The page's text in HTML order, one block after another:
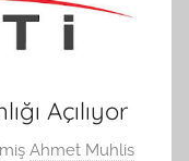
Açılıyor
Ahmet Muhlis